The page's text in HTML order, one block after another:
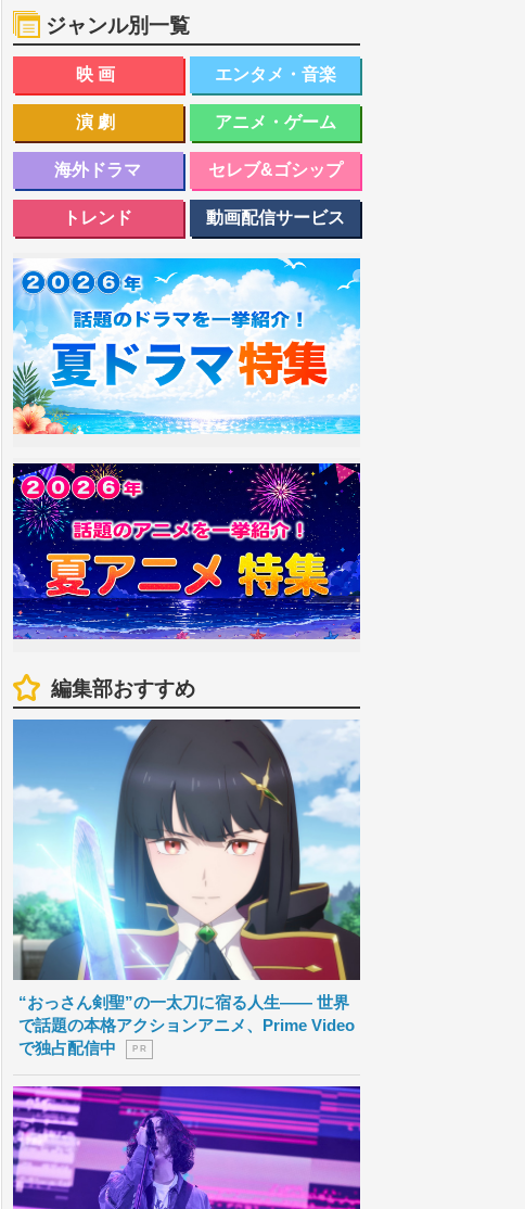
ジャンル別一覧
映画 エンタメ・音楽
演劇 アニメ・ゲーム
海外ドラマ セレブ&ゴシップ
トレンド 動画配信サービス
編集部おすすめ
“おっさん剣聖”の一太刀に宿る人生―― 世界
で話題の本格アクションアニメ、Prime Video
で独占配信中
P R